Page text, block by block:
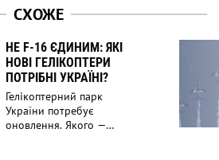
СХОЖЕ
НЕ F-16 ЄДИНИМ: ЯКІ
НОВІ ГЕЛІКОПТЕРИ
ПОТРІБНІ УКРАЇНІ?
Гелікоптерний парк
України потребує
оновлення. Якого —